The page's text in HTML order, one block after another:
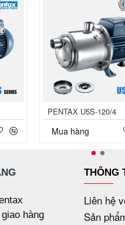
PENTAX U5S-120/4
Mua hàng
hàng
THÔNG
Liên hệ
Sản